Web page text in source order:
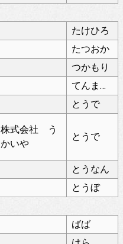
たけひろ
たつおか
つかもり
てんまやま
とうで
株式会社 う
かいや
とうで
とうなん
とうぼ
ばば